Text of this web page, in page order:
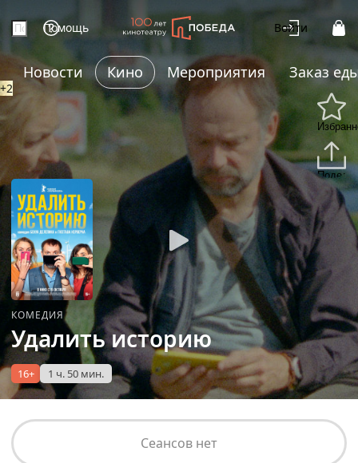
Помощь Войти
Новости Кино Мероприятия Заказ
+2
КОМЕДИЯ
Удалить историю
16+ 1 ч. 50 мин.
Сеансов нет